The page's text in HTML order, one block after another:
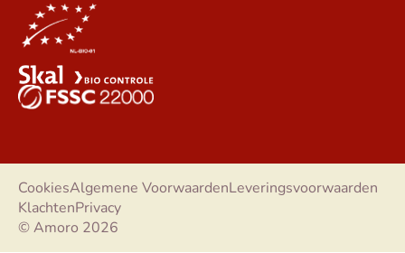
© Amoro 2026
CookiesAlgemene VoorwaardenLeveringsvoorwaarden
KlachtenPrivacy